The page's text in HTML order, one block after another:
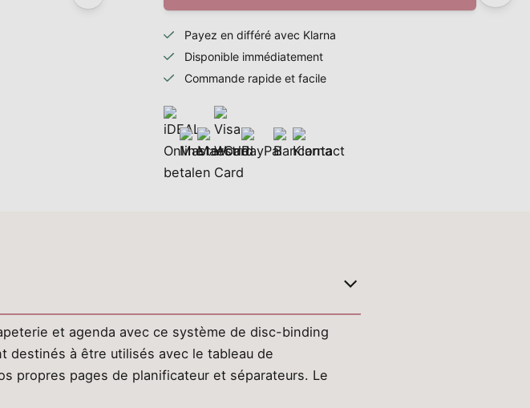
Payez en différé avec Klarna
Disponible immédiatement
Commande rapide et facile
et agenda avec ce système de disc-binding
destinés à être utilisés avec le tableau de
propres pages de planificateur et séparateurs. Le